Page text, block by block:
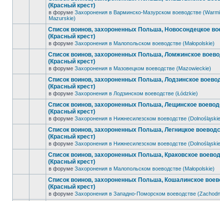
(Красный крест)
в форуме Захоронения в Варминско-Мазурском воеводстве
Mazurskie)
Список воинов, захороненных Польша, Новосондецкое
(Красный крест)
в форуме Захоронения в Малопольском воеводстве (Małopolskie)
Список воинов, захороненных Польша, Ломжинское
(Красный крест)
в форуме Захоронения в Мазовецком воеводстве (Mazowieckie)
Список воинов, захороненных Польша, Лодзинское
(Красный крест)
в форуме Захоронения в Лодзинском воеводстве (Łódzkie)
Список воинов, захороненных Польша, Лещинское
(Красный крест)
в форуме Захоронения в Нижнесилезском воеводстве
Список воинов, захороненных Польша, Легницкое
(Красный крест)
в форуме Захоронения в Нижнесилезском воеводстве
Список воинов, захороненных Польша, Краковское
(Красный крест)
в форуме Захоронения в Малопольском воеводстве (Małopolskie)
Список воинов, захороненных Польша, Кошалинское
(Красный крест)
в форуме Захоронения в Западно-Поморском воеводстве